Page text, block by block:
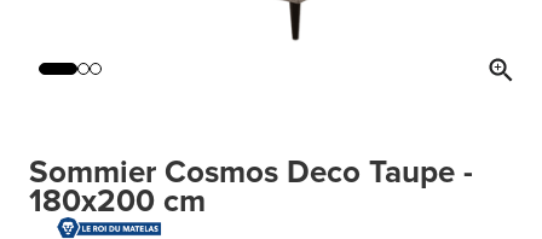
Sommier Cosmos Deco Taupe -
180x200 cm